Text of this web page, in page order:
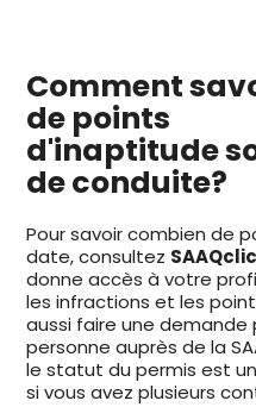
Comment
de points
d'inaptitude
de conduite?
Pour savoir combien de
date, consultez
donne accès à votre
les infractions et les
aussi faire une demande
personne auprès de la
le statut du permis est
si vous avez plusieurs